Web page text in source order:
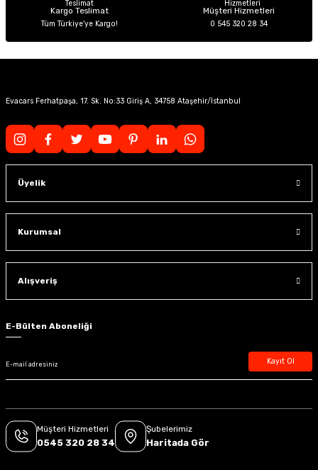
Kargo Teslimat
Tüm Türkiye’ye Kargo!
Müşteri Hizmetleri
0 545 320 28 34
Evacars Ferhatpaşa, 17. Sk. No:33 Giriş A, 34758 Ataşehir/İstanbul
Üyelik
Kurumsal
Alışveriş
E-Bülten Aboneliği
Kayıt Ol
Müşteri Hizmetleri
0545 320 28 34
Şubelerimiz
Haritada Gör